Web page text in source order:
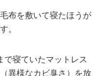
布を敷いて寝たほうが
。
で寝ていたマットレス
異様なカビ臭さ）を放